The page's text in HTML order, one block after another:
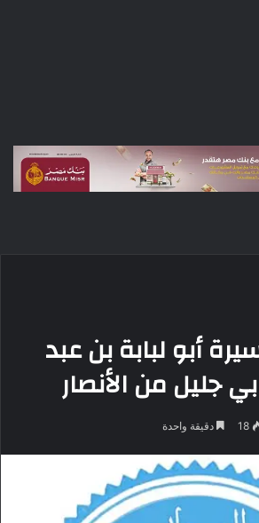
أبو لبابة بن عبد
جليل من الأنصار
18 دقيقة واحدة